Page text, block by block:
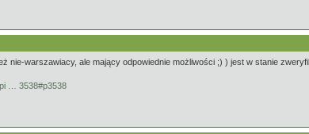
nie-warszawiacy, ale mający odpowiednie możliwości ;) ) jest w stanie
… 3538#p3538